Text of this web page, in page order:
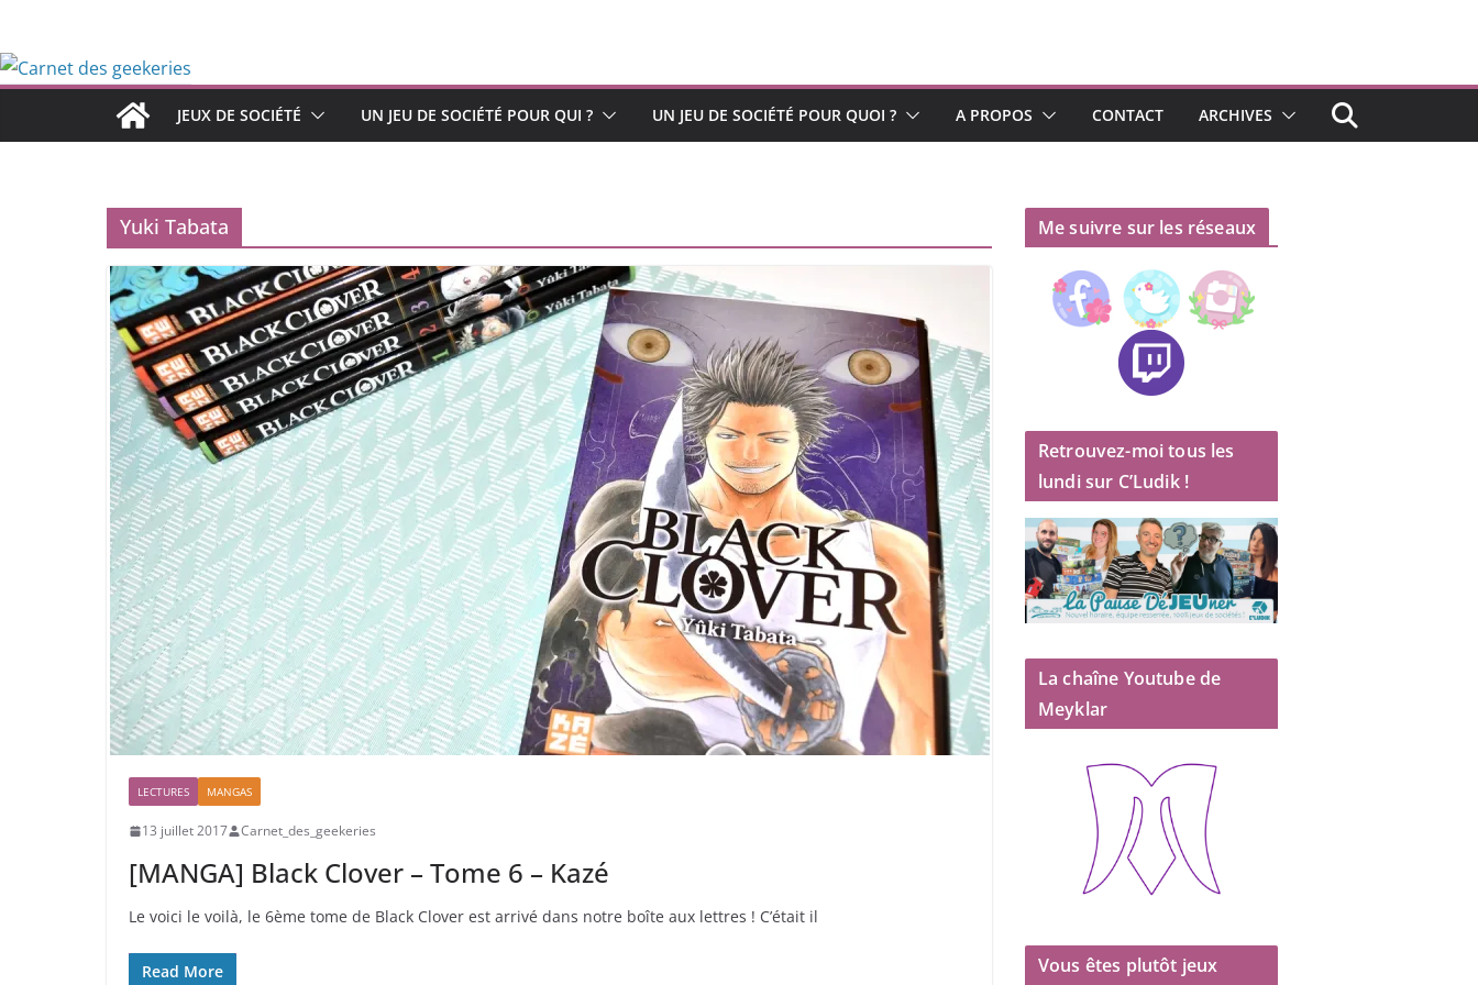
contenu
JEUX DE SOCIÉTÉ UN JEU DE SOCIÉTÉ POUR QUI ? UN JEU DE SOCIÉTÉ POUR QUOI ? A PROPOS CONTACT ARCHIVES
Yuki Tabata
LECTURES MANGAS
13 juillet 2017 Carnet_des_geekeries
[MANGA] Black Clover – Tome 6 – Kazé
Le voici le voilà, le 6ème tome de Black Clover est arrivé dans notre boîte aux lettres ! C’était il
Read More
Me suivre sur les réseaux
Retrouvez-moi tous les
lundi sur C’Ludik !
La chaîne Youtube de
Meyklar
Vous êtes plutôt jeux